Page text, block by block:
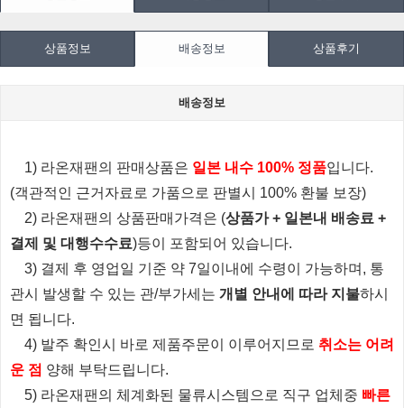
상품정보 배송정보 상품후기
배송정보
1) 라온재팬의 판매상품은 일본 내수 100% 정품입니다.
(객관적인 근거자료로 가품으로 판별시 100% 환불 보장)
2) 라온재팬의 상품판매가격은 (상품가 + 일본내 배송료 +
결제 및 대행수수료)등이 포함되어 있습니다.
3) 결제 후 영업일 기준 약 7일이내에 수령이 가능하며, 통
관시 발생할 수 있는 관/부가세는 개별 안내에 따라 지불하시
면 됩니다.
4) 발주 확인시 바로 제품주문이 이루어지므로 취소는 어려
운 점 양해 부탁드립니다.
5) 라온재팬의 체계화된 물류시스템으로 직구 업체중 빠른